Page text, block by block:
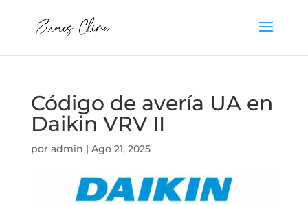
Código de avería UA en
Daikin VRV II
por admin | Ago 21, 2025